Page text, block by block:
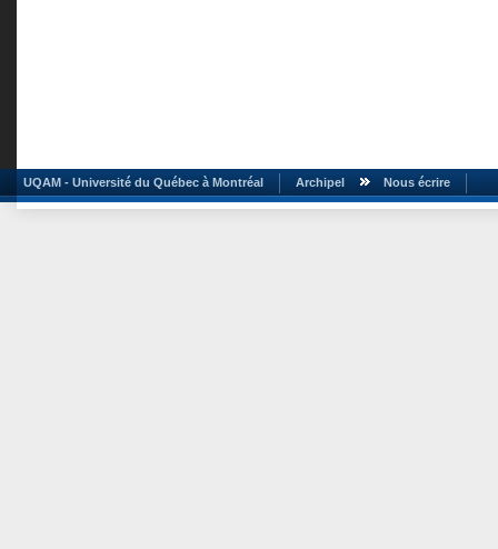
UQAM - Université du Québec à Montréal Archipel Nous écrire